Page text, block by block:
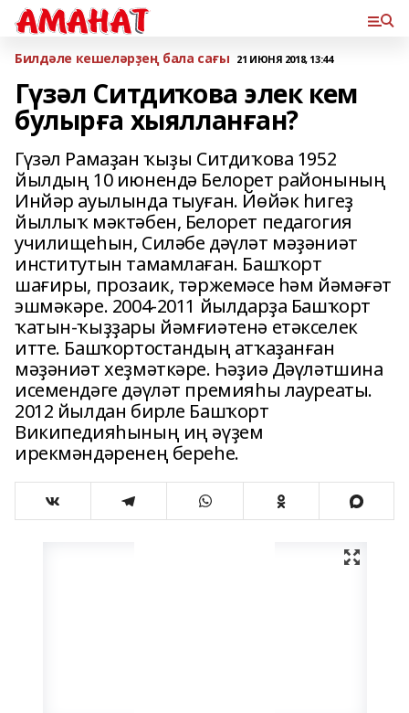
Билдәле кешеләрҙең бала сағы 21 ИЮНЯ 2018, 13:44
Гүзәл Ситдиҡова элек кем
булырға хыялланған?
Гүзәл Рамаҙан ҡыҙы Ситдиҡова 1952
йылдың 10 июнендә Белорет районының
Инйәр ауылында тыуған. Йөйәк һигеҙ
йыллыҡ мәктәбен, Белорет педагогия
училищеһын, Силәбе дәүләт мәҙәниәт
институтын тамамлаған. Башҡорт
шағиры, прозаик, тәржемәсе һәм йәмәғәт
эшмәкәре. 2004-2011 йылдарҙа Башҡорт
ҡатын-ҡыҙҙары йәмғиәтенә етәкселек
итте. Башҡортостандың атҡаҙанған
мәҙәниәт хеҙмәткәре. Һәҙиә Дәүләтшина
исемендәге дәүләт премияһы лауреаты.
2012 йылдан бирле Башҡорт
Википедияһының иң әүҙем
ирекмәндәренең береһе.